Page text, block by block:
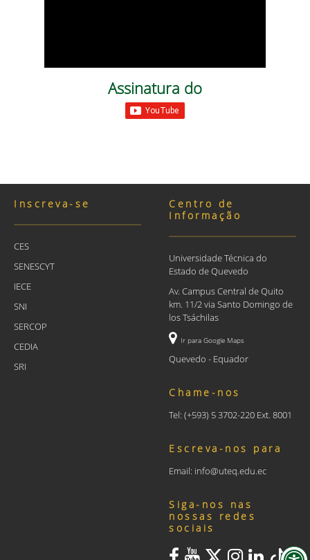
Assinatura do
Inscreva-se
CES
SENESCYT
IECE
SNI
SERCOP
CEDIA
SRI
Centro de
Informação
Universidade Técnica do
Estado de Quevedo
Av. Campus Central de Quito
km. 11/2 via Santo Domingo de
los Tsáchilas
Ir para Google Maps
Quevedo - Equador
Chame-nos
Tel: (+593) 5 3702-220 Ext. 8001
Escreva-nos para
Email: info@uteq.edu.ec
Siga-nos nas
nossas redes
sociais